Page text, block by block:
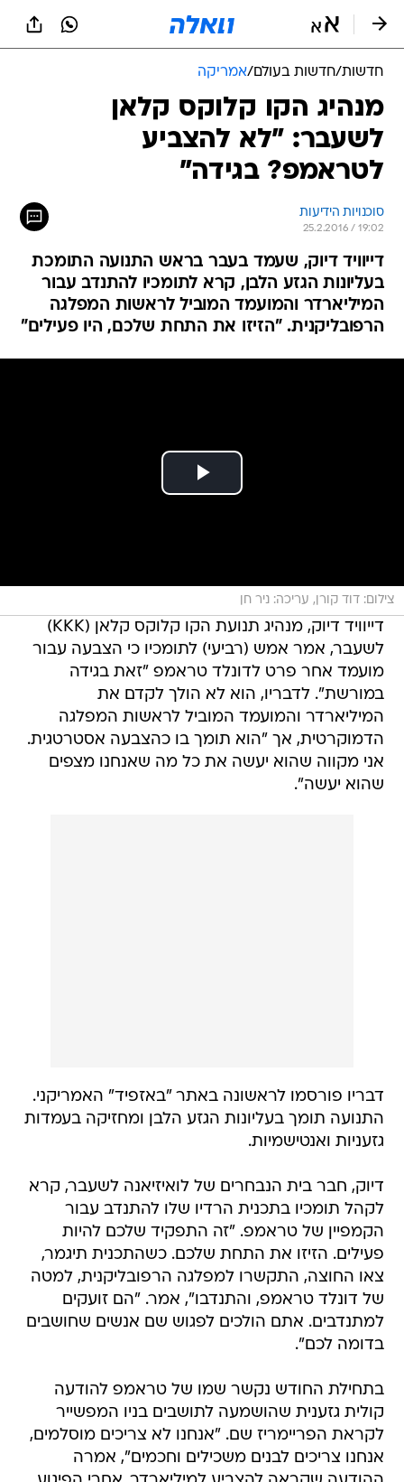
חדשות/חדשות בעולם/אמריקה
מנהיג הקו קלוקס קלאן
לשעבר: "לא להצביע
לטראמפ? בגידה"
סוכנויות הידיעות
25.2.2016 / 19:02
דייוויד דיוק, שעמד בעבר בראש התנועה התומכת
בעליונות הגזע הלבן, קרא לתומכיו להתנדב עבור
המיליארדר והמועמד המוביל לראשות המפלגה
הרפובליקנית. "הזיזו את התחת שלכם, היו פעילים"
צילום: דוד קורן, עריכה: ניר חן
דייוויד דיוק, מנהיג תנועת הקו קלוקס קלאן (KKK)
לשעבר, אמר אמש (רביעי) לתומכיו כי הצבעה עבור
מועמד אחר פרט לדונלד טראמפ "זאת בגידה
במורשת". לדבריו, הוא לא הולך לקדם את
המיליארדר והמועמד המוביל לראשות המפלגה
הדמוקרטית, אך "הוא תומך בו כהצבעה אסטרטגית.
אני מקווה שהוא יעשה את כל מה שאנחנו מצפים
שהוא יעשה".
דבריו פורסמו לראשונה באתר "באזפיד" האמריקני.
התנועה תומך בעליונות הגזע הלבן ומחזיקה בעמדות
גזעניות ואנטישמיות.
דיוק, חבר בית הנבחרים של לואיזיאנה לשעבר, קרא
לקהל תומכיו בתכנית הרדיו שלו להתנדב עבור
הקמפיין של טראמפ. "זה התפקיד שלכם להיות
פעילים. הזיזו את התחת שלכם. כשהתכנית תיגמר,
צאו החוצה, התקשרו למפלגה הרפובליקנית, למטה
של דונלד טראמפ, והתנדבו", אמר. "הם זועקים
למתנדבים. אתם הולכים לפגוש שם אנשים שחושבים
בדומה לכם".
בתחילת החודש נקשר שמו של טראמפ להודעה
קולית גזענית שהושמעה לתושבים בניו המפשייר
לקראת הפריימריז שם. "אנחנו לא צריכים מוסלמים,
אנחנו צריכים לבנים משכילים וחכמים", אמרה